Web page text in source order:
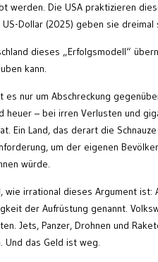
werden. Die USA praktizieren
Dollar (2025) geben sie
dieses „Erfolgsmodell“
kann.
es nur um Abschreckung
heuer – bei irren Verlusten und
Ein Land, das derart die
um der eigenen
würde.
wie irrational dieses Argument ist:
der Aufrüstung genannt.
Jets, Panzer, Drohnen und
Und das Geld ist weg.